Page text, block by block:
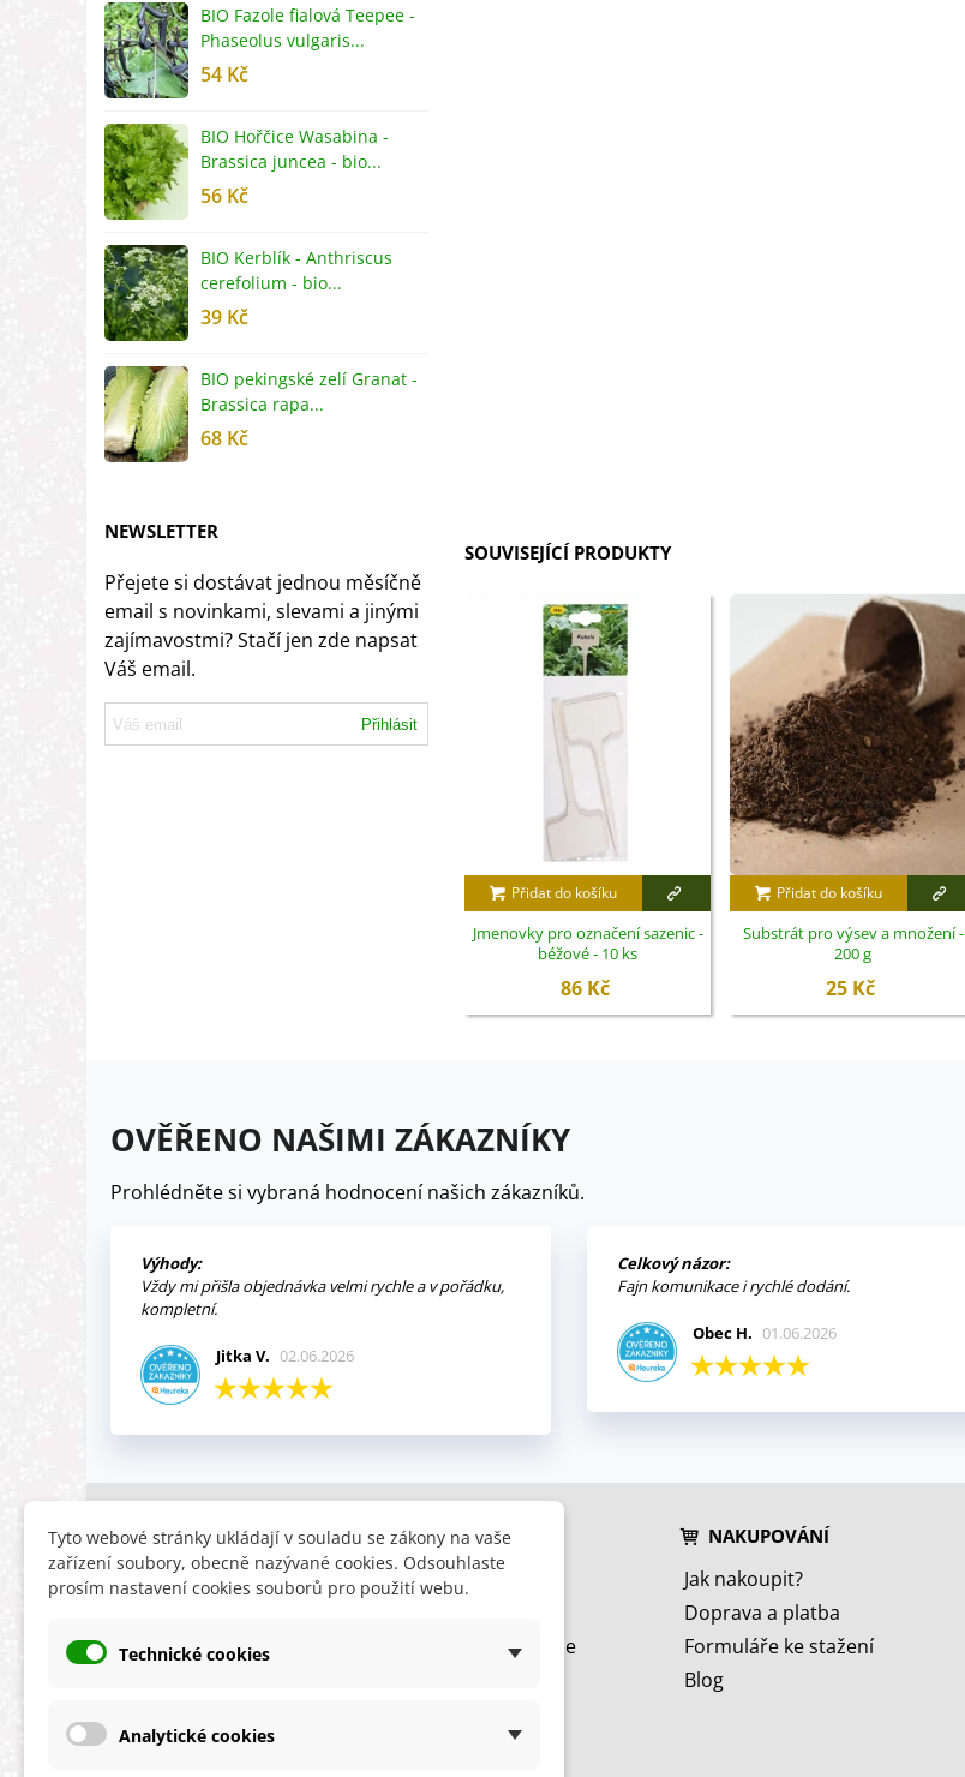
BIO Fazole fialová Teepee -
Phaseolus vulgaris...
54 Kč
BIO Hořčice Wasabina -
Brassica juncea - bio...
56 Kč
BIO Kerblík - Anthriscus
cerefolium - bio...
39 Kč
BIO pekingské zelí Granat -
Brassica rapa...
68 Kč
NEWSLETTER
Přejete si dostávat jednou měsíčně
email s novinkami, slevami a jinými
zajímavostmi? Stačí jen zde napsat
Váš email.
Přihlásit
SOUVISEJÍCÍ PRODUKTY
Přidat do košíku
Jmenovky pro označení sazenic -
béžové - 10 ks
86 Kč
Přidat do košíku
Substrát pro výsev a množení -
200 g
25 Kč
OVĚŘENO NAŠIMI ZÁKAZNÍKY
Prohlédněte si vybraná hodnocení našich zákazníků.
Výhody:
Vždy mi přišla objednávka velmi rychle a v pořádku,
kompletní.
Jitka V. 02.06.2026
Celkový názor:
Fajn komunikace i rychlé dodání.
Obec H. 01.06.2026
INFORMACE
Obchodní podmínky
Ochrana osobních údajů
HLEDÁTE
Slevy
Nyní doporučujeme
NAKUPOVÁNÍ
Jak nakoupit?
Doprava a platba
Formuláře ke stažení
Blog
Tyto webové stránky ukládají v souladu se zákony na vaše
zařízení soubory, obecně nazývané cookies. Odsouhlaste
prosím nastavení cookies souborů pro použití webu.
Technické cookies
Analytické cookies